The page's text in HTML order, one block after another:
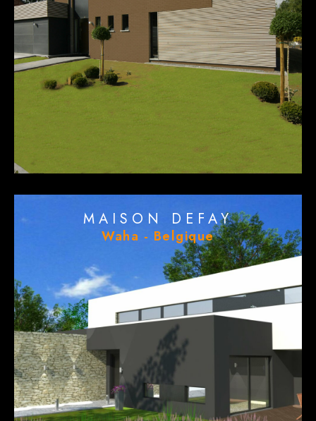
MAISON DEFAY
Waha - Belgique